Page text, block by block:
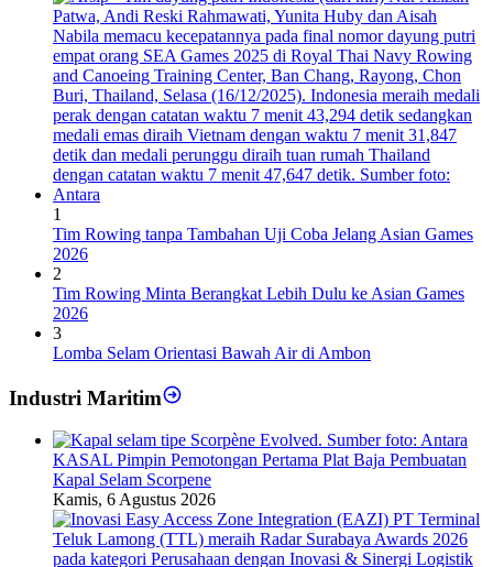
1
Tim Rowing tanpa Tambahan Uji Coba Jelang Asian Games
2026
2
Tim Rowing Minta Berangkat Lebih Dulu ke Asian Games
2026
3
Lomba Selam Orientasi Bawah Air di Ambon
Industri Maritim
KASAL Pimpin Pemotongan Pertama Plat Baja Pembuatan
Kapal Selam Scorpene
Kamis, 6 Agustus 2026